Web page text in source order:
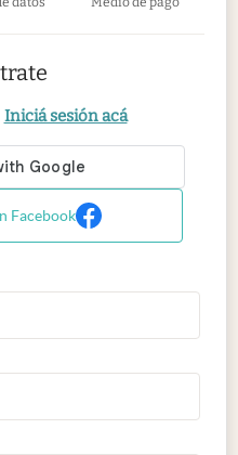
Iniciá sesión acá
Facebook